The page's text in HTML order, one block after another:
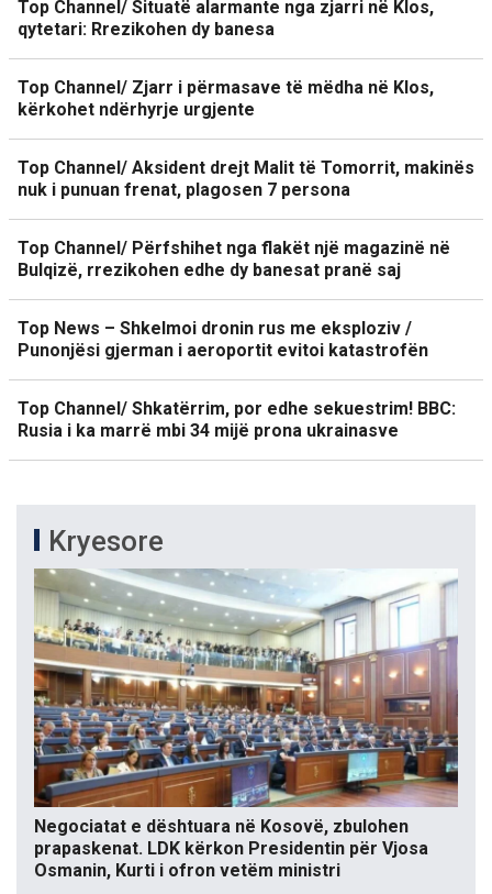
Top Channel/ Situatë alarmante nga zjarri në Klos,
qytetari: Rrezikohen dy banesa
Top Channel/ Zjarr i përmasave të mëdha në Klos,
kërkohet ndërhyrje urgjente
Top Channel/ Aksident drejt Malit të Tomorrit, makinës
nuk i punuan frenat, plagosen 7 persona
Top Channel/ Përfshihet nga flakët një magazinë në
Bulqizë, rrezikohen edhe dy banesat pranë saj
Top News – Shkelmoi dronin rus me eksploziv /
Punonjësi gjerman i aeroportit evitoi katastrofën
Top Channel/ Shkatërrim, por edhe sekuestrim! BBC:
Rusia i ka marrë mbi 34 mijë prona ukrainasve
Kryesore
Negociatat e dështuara në Kosovë, zbulohen
prapaskenat. LDK kërkon Presidentin për Vjosa
Osmanin, Kurti i ofron vetëm ministri